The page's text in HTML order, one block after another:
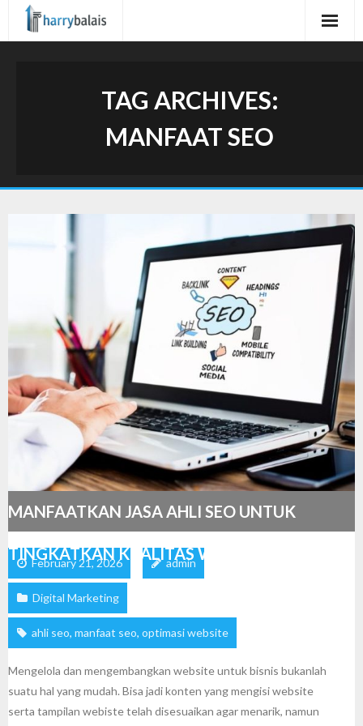
TAG ARCHIVES:
MANFAAT SEO
MANFAATKAN JASA AHLI SEO UNTUK
TINGKATKAN KUALITAS WEBSITE
February 21, 2026 admin
Digital Marketing
ahli seo, manfaat seo, optimasi website
Mengelola dan mengembangkan website untuk bisnis bukanlah
suatu hal yang mudah. Bisa jadi konten yang mengisi website
serta tampilan webiste telah disesuaikan agar menarik, namun